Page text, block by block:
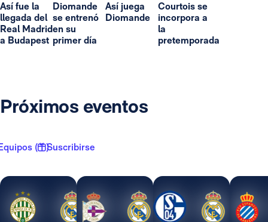
Así fue la
llegada del
Real Madrid
a Budapest
Diomande
se entrenó
en su
primer día
Así juega
Diomande
Courtois se
incorpora a
la
pretemporada
Próximos eventos
( 1 )Suscribirse